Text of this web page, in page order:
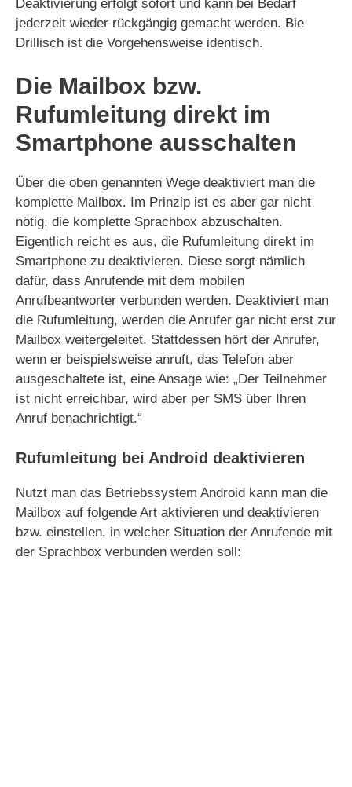
Deaktivierung erfolgt sofort und kann bei Bedarf
jederzeit wieder rückgängig gemacht werden. Bie
Drillisch ist die Vorgehensweise identisch.
Die Mailbox bzw.
Rufumleitung direkt im
Smartphone ausschalten
Über die oben genannten Wege deaktiviert man die
komplette Mailbox. Im Prinzip ist es aber gar nicht
nötig, die komplette Sprachbox abzuschalten.
Eigentlich reicht es aus, die Rufumleitung direkt im
Smartphone zu deaktivieren. Diese sorgt nämlich
dafür, dass Anrufende mit dem mobilen
Anrufbeantworter verbunden werden. Deaktiviert man
die Rufumleitung, werden die Anrufer gar nicht erst zur
Mailbox weitergeleitet. Stattdessen hört der Anrufer,
wenn er beispielsweise anruft, das Telefon aber
ausgeschaltete ist, eine Ansage wie: „Der Teilnehmer
ist nicht erreichbar, wird aber per SMS über Ihren
Anruf benachrichtigt.“
Rufumleitung bei Android deaktivieren
Nutzt man das Betriebssystem Android kann man die
Mailbox auf folgende Art aktivieren und deaktivieren
bzw. einstellen, in welcher Situation der Anrufende mit
der Sprachbox verbunden werden soll: